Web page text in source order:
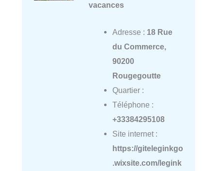
vacances
Adresse : 18 Rue
du Commerce,
90200
Rougegoutte
Quartier :
Téléphone :
+33384295108
Site internet :
https://giteleginkgo
.wixsite.com/legink